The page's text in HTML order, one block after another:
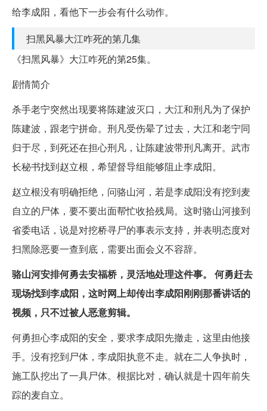
给李成阳，看他下一步会有什么动作。
扫黑风暴大江咋死的第几集
《扫黑风暴》大江咋死的第25集。
剧情简介
杀手老宁突然出现要将陈建波灭口，大江和刑凡为了保护
陈建波，跟老宁拼命。刑凡受伤晕了过去，大江和老宁同
归于尽，到死还在担心刑凡，让陈建波带刑凡离开。武市
长秘书找到赵立根，希望督导组能够阻止李成阳。
赵立根没有明确拒绝，问骆山河，若是李成阳没有挖到麦
自立的尸体，要不要出面帮忙收拾残局。这时骆山河接到
省委电话，说是对挖桥寻尸的事表示支持，并表明态度对
扫黑除恶要一查到底，需要出面会义不容辞。
骆山河安排何勇去安福桥，灵活地处理这件事。
何勇赶去
现场找到李成阳，这时网上却传出李成阳刚刚那番讲话的
视频，只不过被人恶意剪辑。
何勇担心李成阳的安全，要求李成阳先撤走，这里由他接
手。没有挖到尸体，李成阳执意不走。就在二人争执时，
施工队挖出了一具尸体。根据比对，确认就是十四年前失
踪的麦自立。